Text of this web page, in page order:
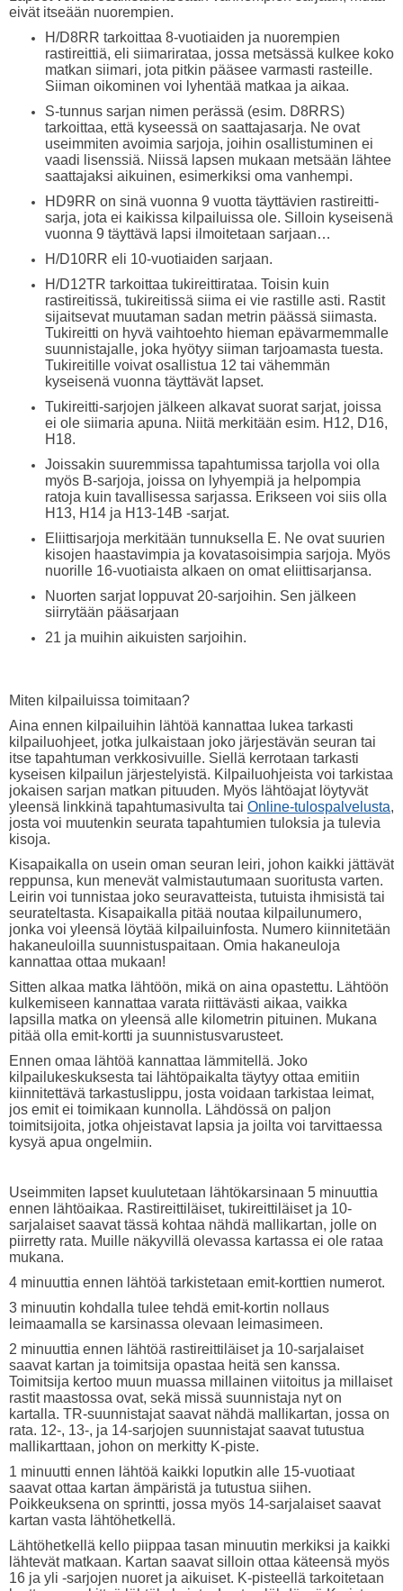
eivät itseään nuorempien.
H/D8RR tarkoittaa 8-vuotiaiden ja nuorempien
rastireittiä, eli siimarirataa, jossa metsässä kulkee koko
matkan siimari, jota pitkin pääsee varmasti rasteille.
Siiman oikominen voi lyhentää matkaa ja aikaa.
S-tunnus sarjan nimen perässä (esim. D8RRS)
tarkoittaa, että kyseessä on saattajasarja. Ne ovat
useimmiten avoimia sarjoja, joihin osallistuminen ei
vaadi lisenssiä. Niissä lapsen mukaan metsään lähtee
saattajaksi aikuinen, esimerkiksi oma vanhempi.
HD9RR on sinä vuonna 9 vuotta täyttävien rastireitti-
sarja, jota ei kaikissa kilpailuissa ole. Silloin kyseisenä
vuonna 9 täyttävä lapsi ilmoitetaan sarjaan…
H/D10RR eli 10-vuotiaiden sarjaan.
H/D12TR tarkoittaa tukireittirataa. Toisin kuin
rastireitissä, tukireitissä siima ei vie rastille asti. Rastit
sijaitsevat muutaman sadan metrin päässä siimasta.
Tukireitti on hyvä vaihtoehto hieman epävarmemmalle
suunnistajalle, joka hyötyy siiman tarjoamasta tuesta.
Tukireitille voivat osallistua 12 tai vähemmän
kyseisenä vuonna täyttävät lapset.
Tukireitti-sarjojen jälkeen alkavat suorat sarjat, joissa
ei ole siimaria apuna. Niitä merkitään esim. H12, D16,
H18.
Joissakin suuremmissa tapahtumissa tarjolla voi olla
myös B-sarjoja, joissa on lyhyempiä ja helpompia
ratoja kuin tavallisessa sarjassa. Erikseen voi siis olla
H13, H14 ja H13-14B -sarjat.
Eliittisarjoja merkitään tunnuksella E. Ne ovat suurien
kisojen haastavimpia ja kovatasoisimpia sarjoja. Myös
nuorille 16-vuotiaista alkaen on omat eliittisarjansa.
Nuorten sarjat loppuvat 20-sarjoihin. Sen jälkeen
siirrytään pääsarjaan
21 ja muihin aikuisten sarjoihin.
Miten kilpailuissa toimitaan?
Aina ennen kilpailuihin lähtöä kannattaa lukea tarkasti
kilpailuohjeet, jotka julkaistaan joko järjestävän seuran tai
itse tapahtuman verkkosivuille. Siellä kerrotaan tarkasti
kyseisen kilpailun järjestelyistä. Kilpailuohjeista voi tarkistaa
jokaisen sarjan matkan pituuden. Myös lähtöajat löytyvät
yleensä linkkinä tapahtumasivulta tai Online-tulospalvelusta,
josta voi muutenkin seurata tapahtumien tuloksia ja tulevia
kisoja.
Kisapaikalla on usein oman seuran leiri, johon kaikki jättävät
reppunsa, kun menevät valmistautumaan suoritusta varten.
Leirin voi tunnistaa joko seuravatteista, tutuista ihmisistä tai
seurateltasta. Kisapaikalla pitää noutaa kilpailunumero,
jonka voi yleensä löytää kilpailuinfosta. Numero kiinnitetään
hakaneuloilla suunnistuspaitaan. Omia hakaneuloja
kannattaa ottaa mukaan!
Sitten alkaa matka lähtöön, mikä on aina opastettu. Lähtöön
kulkemiseen kannattaa varata riittävästi aikaa, vaikka
lapsilla matka on yleensä alle kilometrin pituinen. Mukana
pitää olla emit-kortti ja suunnistusvarusteet.
Ennen omaa lähtöä kannattaa lämmitellä. Joko
kilpailukeskuksesta tai lähtöpaikalta täytyy ottaa emitiin
kiinnitettävä tarkastuslippu, josta voidaan tarkistaa leimat,
jos emit ei toimikaan kunnolla. Lähdössä on paljon
toimitsijoita, jotka ohjeistavat lapsia ja joilta voi tarvittaessa
kysyä apua ongelmiin.
Useimmiten lapset kuulutetaan lähtökarsinaan 5 minuuttia
ennen lähtöaikaa. Rastireittiläiset, tukireittiläiset ja 10-
sarjalaiset saavat tässä kohtaa nähdä mallikartan, jolle on
piirretty rata. Muille näkyvillä olevassa kartassa ei ole rataa
mukana.
4 minuuttia ennen lähtöä tarkistetaan emit-korttien numerot.
3 minuutin kohdalla tulee tehdä emit-kortin nollaus
leimaamalla se karsinassa olevaan leimasimeen.
2 minuuttia ennen lähtöä rastireittiläiset ja 10-sarjalaiset
saavat kartan ja toimitsija opastaa heitä sen kanssa.
Toimitsija kertoo muun muassa millainen viitoitus ja millaiset
rastit maastossa ovat, sekä missä suunnistaja nyt on
kartalla. TR-suunnistajat saavat nähdä mallikartan, jossa on
rata. 12-, 13-, ja 14-sarjojen suunnistajat saavat tutustua
mallikarttaan, johon on merkitty K-piste.
1 minuutti ennen lähtöä kaikki loputkin alle 15-vuotiaat
saavat ottaa kartan ämpäristä ja tutustua siihen.
Poikkeuksena on sprintti, jossa myös 14-sarjalaiset saavat
kartan vasta lähtöhetkellä.
Lähtöhetkellä kello piippaa tasan minuutin merkiksi ja kaikki
lähtevät matkaan. Kartan saavat silloin ottaa käteensä myös
16 ja yli -sarjojen nuoret ja aikuiset. K-pisteellä tarkoitetaan